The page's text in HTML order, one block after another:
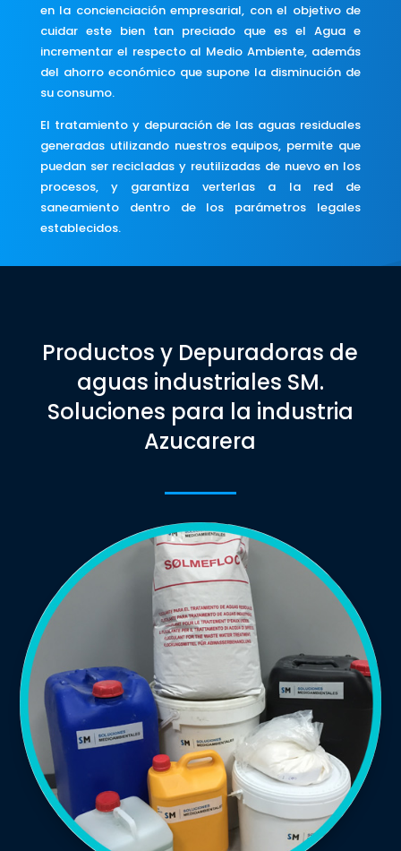
en la concienciación empresarial, con el objetivo de
cuidar este bien tan preciado que es el Agua e
incrementar el respecto al Medio Ambiente, además
del ahorro económico que supone la disminución de
su consumo.
El tratamiento y depuración de las aguas residuales
generadas utilizando nuestros equipos, permite que
puedan ser recicladas y reutilizadas de nuevo en los
procesos, y garantiza verterlas a la red de
saneamiento dentro de los parámetros legales
establecidos.
Productos y Depuradoras de
aguas industriales SM.
Soluciones para la industria
Azucarera